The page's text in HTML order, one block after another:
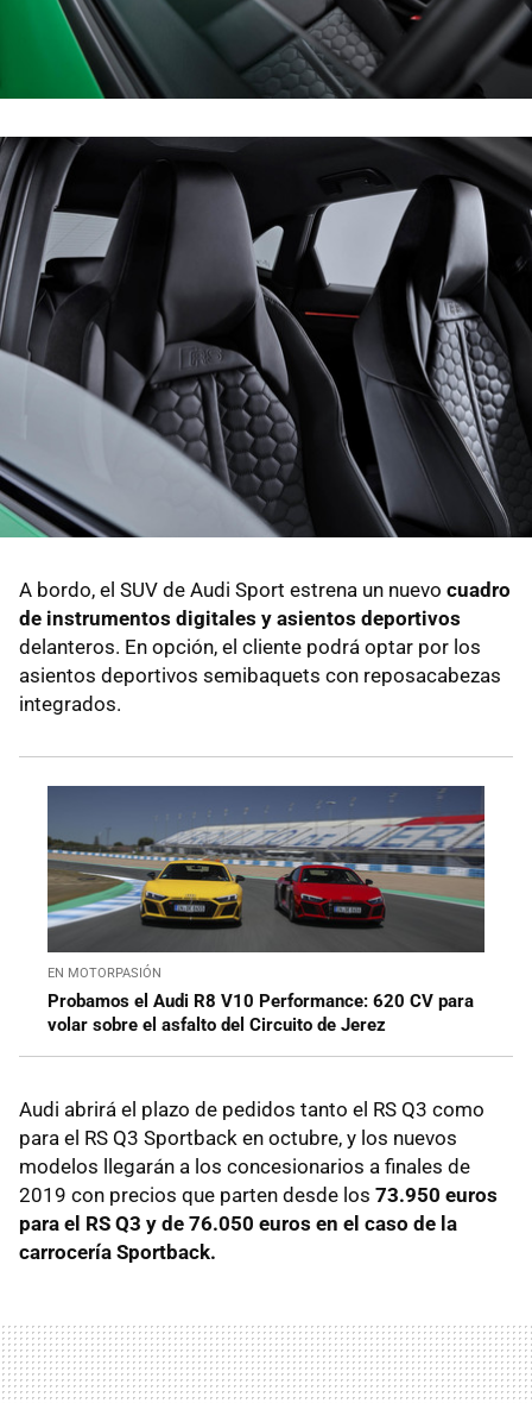
A bordo, el SUV de Audi Sport estrena un nuevo cuadro
de instrumentos digitales y asientos deportivos
delanteros. En opción, el cliente podrá optar por los
asientos deportivos semibaquets con reposacabezas
integrados.
EN MOTORPASIÓN
Probamos el Audi R8 V10 Performance: 620 CV para
volar sobre el asfalto del Circuito de Jerez
Audi abrirá el plazo de pedidos tanto el RS Q3 como
para el RS Q3 Sportback en octubre, y los nuevos
modelos llegarán a los concesionarios a finales de
2019 con precios que parten desde los 73.950 euros
para el RS Q3 y de 76.050 euros en el caso de la
carrocería Sportback.